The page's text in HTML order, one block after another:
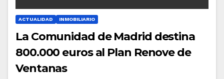
ACTUALIDAD INMOBILIARIO
La Comunidad de Madrid destina
800.000 euros al Plan Renove de
Ventanas